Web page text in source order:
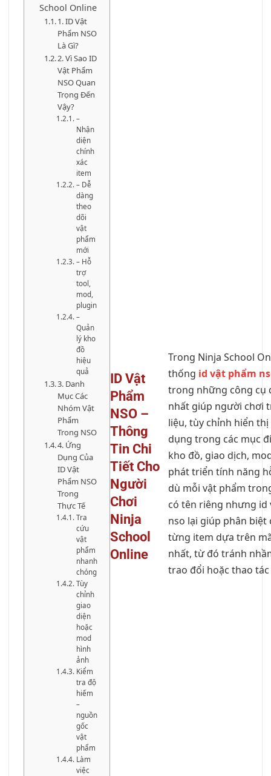
School Online
1. ID Vật
Phẩm NSO
Là Gì?
2. Vì Sao ID
Vật Phẩm
NSO Quan
Trọng Đến
Vậy?
–
Nhận
diện
chính
xác
item
– Dễ
dàng
theo
dõi
vật
phẩm
mới
– Hỗ
trợ
tool,
mod,
plugin
–
Quản
lý kho
đồ
hiệu
quả
3. Danh
Mục Các
Nhóm Vật
Phẩm
Trong NSO
4. Ứng
Dụng Của
ID Vật
Phẩm NSO
Trong
Thực Tế
Tra
cứu
vật
phẩm
nhanh
chóng
Tùy
chỉnh
giao
diện
hoặc
mod
hình
ảnh
Kiểm
tra độ
hiếm
–
nguồn
gốc
vật
phẩm
Làm
việc
ID Vật
Phẩm
NSO –
Thông
Tin Chi
Tiết Cho
Người
Chơi
Ninja
School
Online
Trong Ninja School
thống id vật phẩm
trong những công cụ
nhất giúp người chơi
liệu, tùy chỉnh hiển
dụng trong các mục
kho đồ, giao dịch,
phát triển tính năng
dù mỗi vật phẩm
có tên riêng nhưng id
nso lại giúp phân biệt
từng item dựa trên
nhất, từ đó tránh
trao đổi hoặc thao